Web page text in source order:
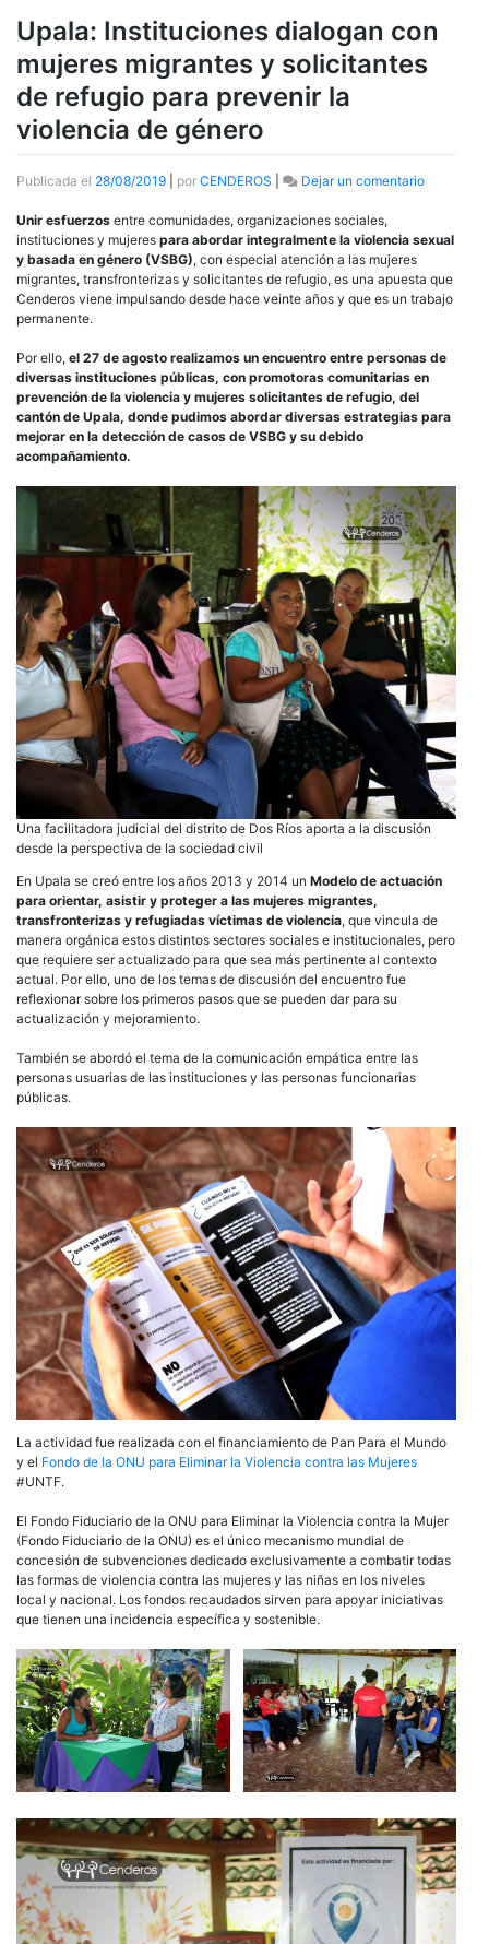
Upala: Instituciones dialogan con
mujeres migrantes y solicitantes
de refugio para prevenir la
violencia de género
Publicada el 28/08/2019 por CENDEROS Dejar un comentarioen
dialogan
mujeres
migrantes
de
refugio
prevenir
género
Unir esfuerzos entre comunidades, organizaciones sociales,
instituciones y mujeres para abordar integralmente la violencia sexual
y basada en género (VSBG), con especial atención a las mujeres
migrantes, transfronterizas y solicitantes de refugio, es una apuesta que
Cenderos viene impulsando desde hace veinte años y que es un trabajo
permanente.
Por ello, el 27 de agosto realizamos un encuentro entre personas de
diversas instituciones públicas, con promotoras comunitarias en
prevención de la violencia y mujeres solicitantes de refugio, del
cantón de Upala, donde pudimos abordar diversas estrategias para
mejorar en la detección de casos de VSBG y su debido
acompañamiento.
Una facilitadora judicial del distrito de Dos Ríos aporta a la discusión
desde la perspectiva de la sociedad civil
En Upala se creó entre los años 2013 y 2014 un Modelo de actuación
para orientar, asistir y proteger a las mujeres migrantes,
transfronterizas y refugiadas víctimas de violencia, que vincula de
manera orgánica estos distintos sectores sociales e institucionales, pero
que requiere ser actualizado para que sea más pertinente al contexto
actual. Por ello, uno de los temas de discusión del encuentro fue
reflexionar sobre los primeros pasos que se pueden dar para su
actualización y mejoramiento.
También se abordó el tema de la comunicación empática entre las
personas usuarias de las instituciones y las personas funcionarias
públicas.
La actividad fue realizada con el financiamiento de Pan Para el Mundo
y el Fondo de la ONU para Eliminar la Violencia contra las Mujeres
#UNTF.
El Fondo Fiduciario de la ONU para Eliminar la Violencia contra la Mujer
(Fondo Fiduciario de la ONU) es el único mecanismo mundial de
concesión de subvenciones dedicado exclusivamente a combatir todas
las formas de violencia contra las mujeres y las niñas en los niveles
local y nacional. Los fondos recaudados sirven para apoyar iniciativas
que tienen una incidencia específica y sostenible.